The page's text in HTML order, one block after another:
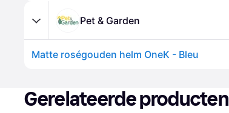
Pet & Garden
Matte roségouden helm OneK - Bleu
Gerelateerde producten